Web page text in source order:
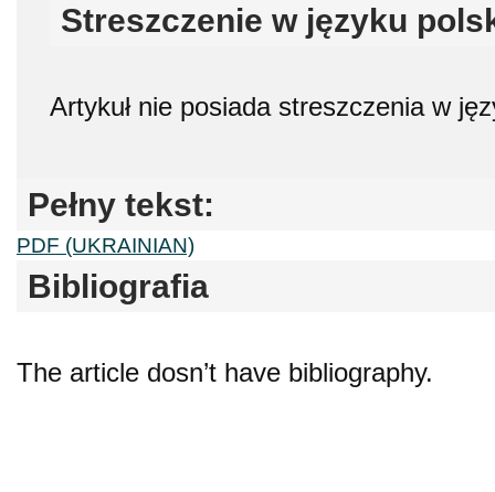
Streszczenie w języku
Artykuł nie posiada streszczenia w
Pełny tekst:
PDF (UKRAINIAN)
Bibliografia
The article dosn’t have bibliography.